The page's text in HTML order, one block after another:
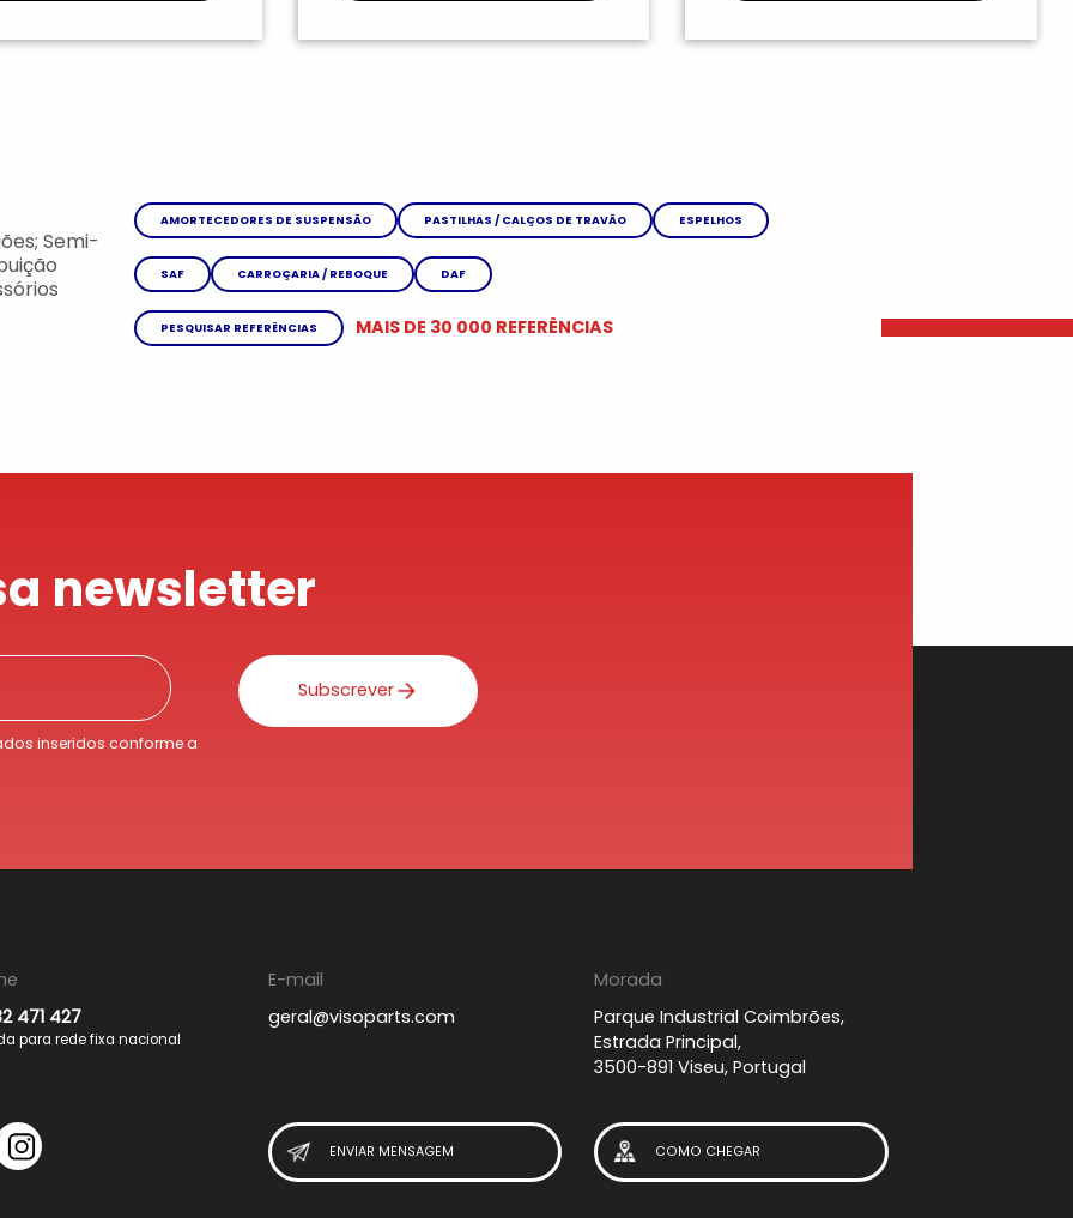
Semi-
AMORTECEDORES DE SUSPENSÃO PASTILHAS / CALÇOS DE TRAVÃO ESPELHOS
SAF CARROÇARIA / REBOQUE DAF
PESQUISAR REFERÊNCIAS MAIS DE 30 000 REFERÊNCIAS
newsletter
inseridos conforme a
Subscrever
471 427
para rede fixa nacional
E-mail
geral@visoparts.com
Morada
Parque Industrial Coimbrões,
Estrada Principal,
3500-891 Viseu, Portugal
ENVIAR MENSAGEM COMO CHEGAR